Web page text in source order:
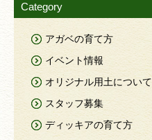
Category
アガベの育て方
イベント情報
オリジナル用土について
スタッフ募集
ディッキアの育て方